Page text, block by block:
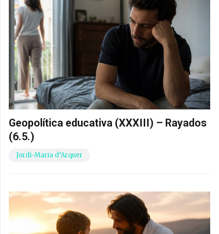
Geopolítica educativa (XXXIII) – Rayados
(6.5.)
Jordi-Maria d’Arquer